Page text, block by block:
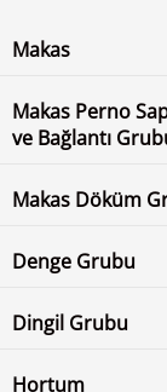
Makas
Makas Perno
ve Bağlantı
Makas Döküm
Denge Grubu
Dingil Grubu
Hortum